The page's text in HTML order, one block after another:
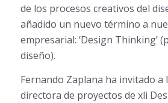
de los procesos creativos del
añadido un nuevo término a
empresarial: ‘Design Thinking’
diseño).
Fernando Zaplana ha invitado a
directora de proyectos de xli